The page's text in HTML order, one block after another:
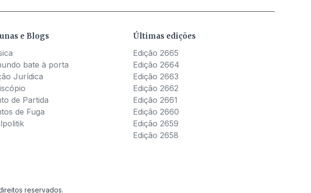
e Blogs
bate à porta
Jurídica
de Partida
de Fuga
Últimas edições
Edição 2665
Edição 2664
Edição 2663
Edição 2662
Edição 2661
Edição 2660
Edição 2659
Edição 2658
reservados.